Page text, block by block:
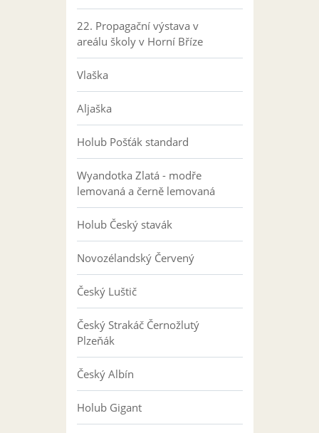
22. Propagační výstava v
areálu školy v Horní Bříze
Vlaška
Aljaška
Holub Pošťák standard
Wyandotka Zlatá - modře
lemovaná a černě lemovaná
Holub Český stavák
Novozélandský Červený
Český Luštič
Český Strakáč Černožlutý
Plzeňák
Český Albín
Holub Gigant